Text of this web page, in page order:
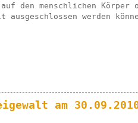
den menschlichen
werden
am